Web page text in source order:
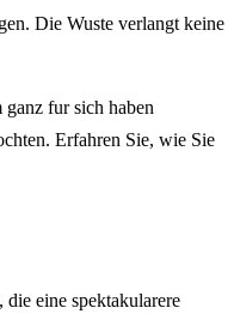
Die Wuste verlangt keine
fur sich haben
Erfahren Sie, wie Sie
eine spektakularere